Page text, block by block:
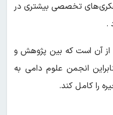
تخصصی بیشتری در
.
از آن است که بین پژوهش و
انجمن علوم دامی به
را کامل کند.